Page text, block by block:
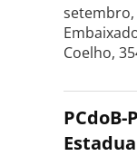
setembro,
Coelho,